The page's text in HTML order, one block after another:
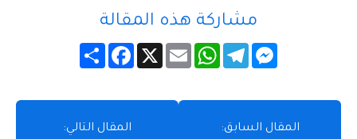
مشاركة هذه المقالة
انشر
Facebook X Email
WhatsAppTelegramMessenger
المقال السابق:
المقال التالي: